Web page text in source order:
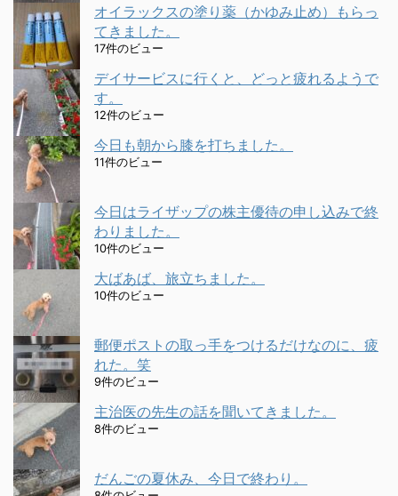
オイラックスの塗り薬（かゆみ止め）もらっ
てきました。
17件のビュー
デイサービスに行くと、どっと疲れるようで
す。
12件のビュー
今日も朝から膝を打ちました。
11件のビュー
今日はライザップの株主優待の申し込みで終
わりました。
10件のビュー
大ばあば、旅立ちました。
10件のビュー
郵便ポストの取っ手をつけるだけなのに、疲
れた。笑
9件のビュー
主治医の先生の話を聞いてきました。
8件のビュー
だんごの夏休み、今日で終わり。